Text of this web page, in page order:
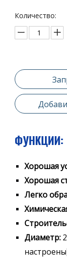
Количество:
ФУНКЦИИ:
Хорошая
Хорошая
Легко
Диаметр: